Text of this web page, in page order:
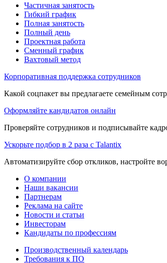
Частичная занятость
Гибкий график
Полная занятость
Полный день
Проектная работа
Сменный график
Вахтовый метод
Корпоративная поддержка сотрудников
Какой соцпакет вы предлагаете семейным
Оформляйте кандидатов онлайн
Проверяйте сотрудников и подписывайте
Ускорьте подбор в 2 раза с Talantix
Автоматизируйте сбор откликов, настройте
О компании
Наши вакансии
Партнерам
Реклама на сайте
Новости и статьи
Инвесторам
Кандидаты по профессиям
Производственный календарь
Требования к ПО